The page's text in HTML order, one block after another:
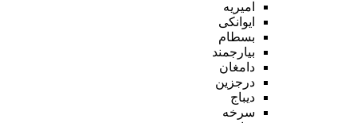
امیریه
ایوانکی
بسطام
بیارجمند
دامغان
درجزین
دیباج
سرخه